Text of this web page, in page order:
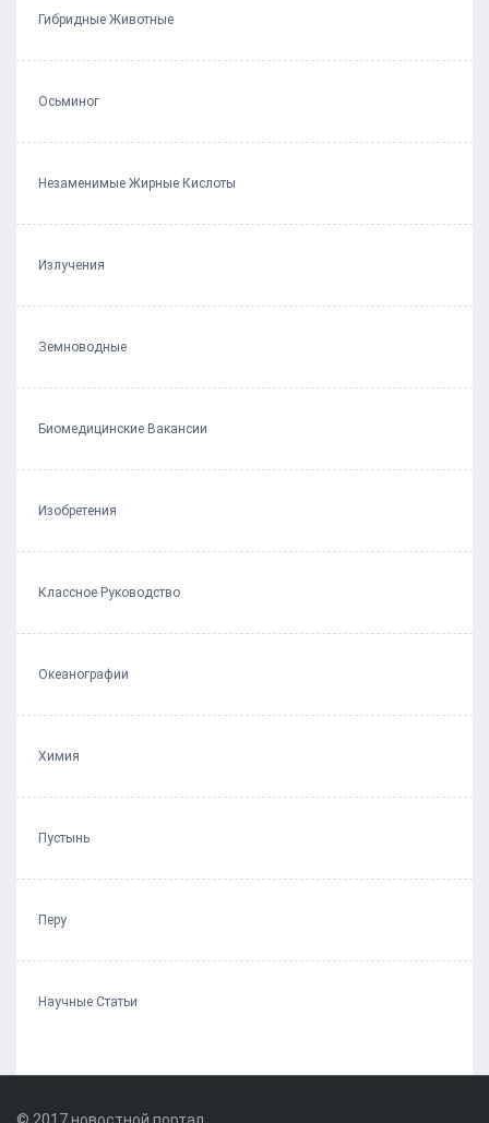
Гибридные Животные
Осьминог
Незаменимые Жирные Кислоты
Излучения
Земноводные
Биомедицинские Вакансии
Изобретения
Классное Руководство
Океанографии
Химия
Пустынь
Перу
Научные Статьи